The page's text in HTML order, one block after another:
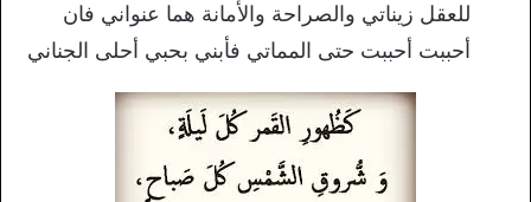
للعقل زيناتي والصراحة والأمانة هما عنواني فان
أحببت أحببت حتى المماتي فأبني بحبي أحلى الجناني